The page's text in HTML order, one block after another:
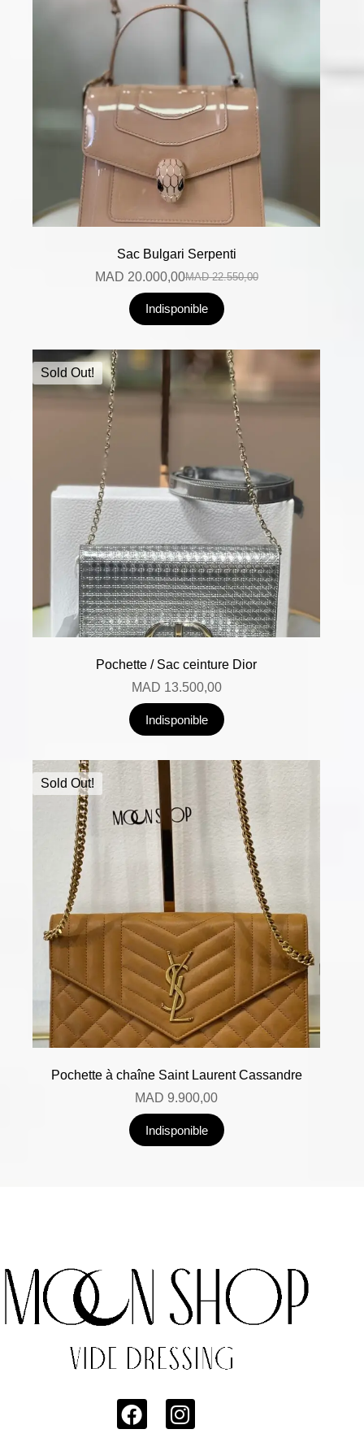
Sac Bulgari Serpenti
MAD22.550,00
MAD 20.000,00
Indisponible
Sold Out!
Pochette / Sac ceinture Dior
MAD 13.500,00
Indisponible
Sold Out!
Pochette à chaîne Saint Laurent Cassandre
MAD 9.900,00
Indisponible